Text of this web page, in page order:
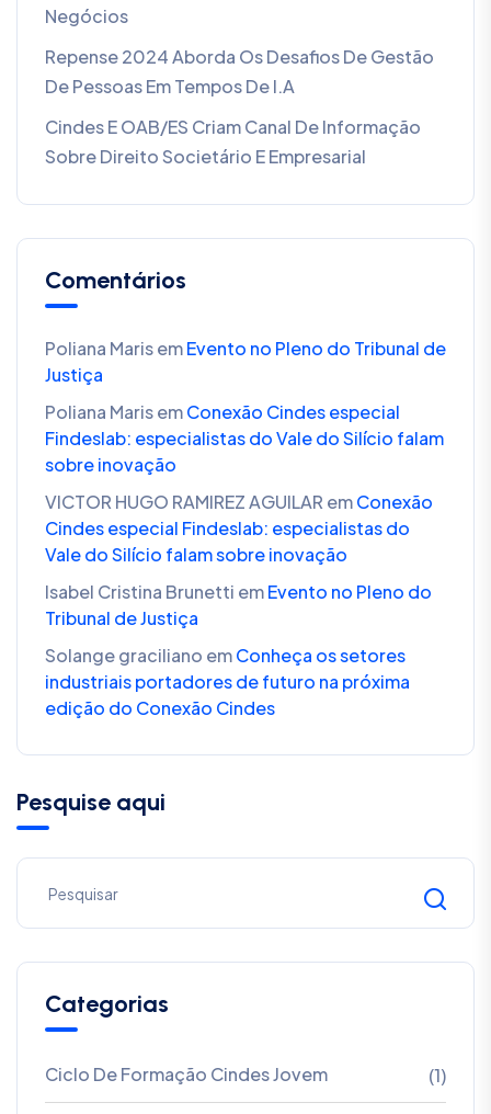
Negócios
Repense 2024 Aborda Os Desafios De Gestão
De Pessoas Em Tempos De I.A
Cindes E OAB/ES Criam Canal De Informação
Sobre Direito Societário E Empresarial
Comentários
Poliana MarisemEvento no Pleno do Tribunal de
Justiça
Poliana MarisemConexão Cindes especial
Findeslab: especialistas do Vale do Silício falam
sobre inovação
VICTOR HUGO RAMIREZ AGUILAR emConexão
Cindes especial Findeslab: especialistas do
Vale do Silício falam sobre inovação
Isabel Cristina Brunetti emEvento no Pleno do
Tribunal de Justiça
Solange graciliano emConheça os setores
industriais portadores de futuro na próxima
edição do Conexão Cindes
Pesquise aqui
Categorias
Ciclo De Formação Cindes Jovem (1)